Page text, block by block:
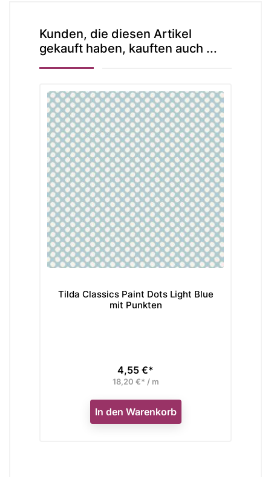
Kunden, die diesen Artikel
gekauft haben, kauften auch ...
Tilda Classics Paint Dots Light Blue
mit Punkten
Preis
4,55 €*
18,20 €* / m
In den Warenkorb